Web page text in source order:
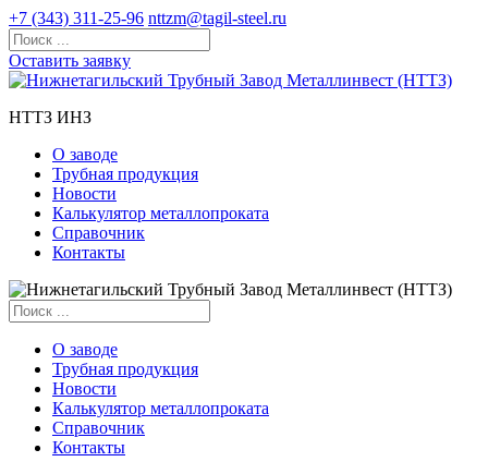
+7 (343) 311-25-96 nttzm@tagil-steel.ru
Оставить заявку
НТТЗ ИНЗ
О заводе
Трубная продукция
Новости
Калькулятор металлопроката
Справочник
Контакты
О заводе
Трубная продукция
Новости
Калькулятор металлопроката
Справочник
Контакты